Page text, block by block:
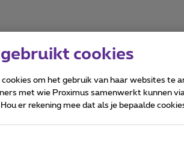
Alle rechten voorbehouden. ©
cookies
om het gebruik van haar websites te
met wie Proximus samenwerkt kunnen
Hou er rekening mee dat als je bepaalde